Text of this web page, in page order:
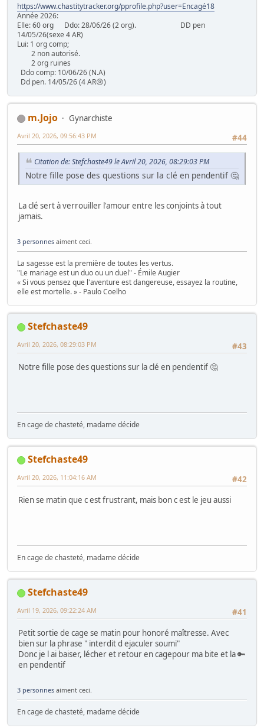
https://www.chastitytracker.org/pprofile.php?user=Encagé18
Année 2026:
Elle: 60 org Ddo: 28/06/26 (2 org). DD pen
14/05/26(sexe 4 AR)
Lui: 1 org comp;
2 non autorisé.
2 org ruines
Ddo comp: 10/06/26 (N.A)
Dd pen. 14/05/26 (4 AR😢)
m.Jojo
Gynarchiste
#44
Avril 20, 2026, 09:56:43 PM
Citation de: Stefchaste49 le Avril 20, 2026, 08:29:03 PM
Notre fille pose des questions sur la clé en pendentif 🤔
La clé sert à verrouiller l'amour entre les conjoints à tout
jamais.
3 personnes aiment ceci.
La sagesse est la première de toutes les vertus.
"Le mariage est un duo ou un duel" - Émile Augier
« Si vous pensez que l'aventure est dangereuse, essayez la routine,
elle est mortelle. » - Paulo Coelho
Stefchaste49
#43
Avril 20, 2026, 08:29:03 PM
Notre fille pose des questions sur la clé en pendentif 🤔
En cage de chasteté, madame décide
Stefchaste49
#42
Avril 20, 2026, 11:04:16 AM
Rien se matin que c est frustrant, mais bon c est le jeu aussi
En cage de chasteté, madame décide
Stefchaste49
#41
Avril 19, 2026, 09:22:24 AM
Petit sortie de cage se matin pour honoré maîtresse. Avec
bien sur la phrase " interdit d ejaculer soumi"
Donc je l ai baiser, lécher et retour en cagepour ma bite et la 🔑
en pendentif
3 personnes aiment ceci.
En cage de chasteté, madame décide